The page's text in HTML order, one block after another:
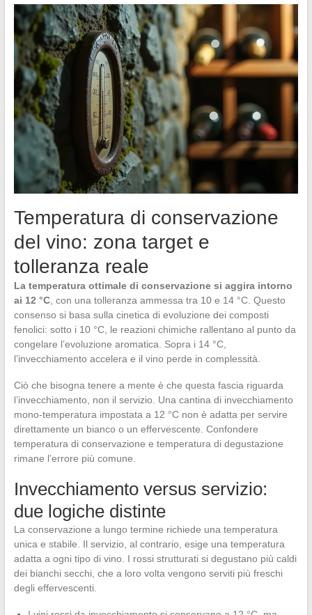
Temperatura di conservazione
del vino: zona target e
tolleranza reale
La temperatura ottimale di conservazione si aggira intorno
ai 12 °C, con una tolleranza ammessa tra 10 e 14 °C. Questo
consenso si basa sulla cinetica di evoluzione dei composti
fenolici: sotto i 10 °C, le reazioni chimiche rallentano al punto da
congelare l’evoluzione aromatica. Sopra i 14 °C,
l’invecchiamento accelera e il vino perde in complessità.
Ciò che bisogna tenere a mente è che questa fascia riguarda
l’invecchiamento, non il servizio. Una cantina di invecchiamento
mono-temperatura impostata a 12 °C non è adatta per servire
direttamente un bianco o un effervescente. Confondere
temperatura di conservazione e temperatura di degustazione
rimane l’errore più comune.
Invecchiamento versus servizio:
due logiche distinte
La conservazione a lungo termine richiede una temperatura
unica e stabile. Il servizio, al contrario, esige una temperatura
adatta a ogni tipo di vino. I rossi strutturati si degustano più caldi
dei bianchi secchi, che a loro volta vengono serviti più freschi
degli effervescenti.